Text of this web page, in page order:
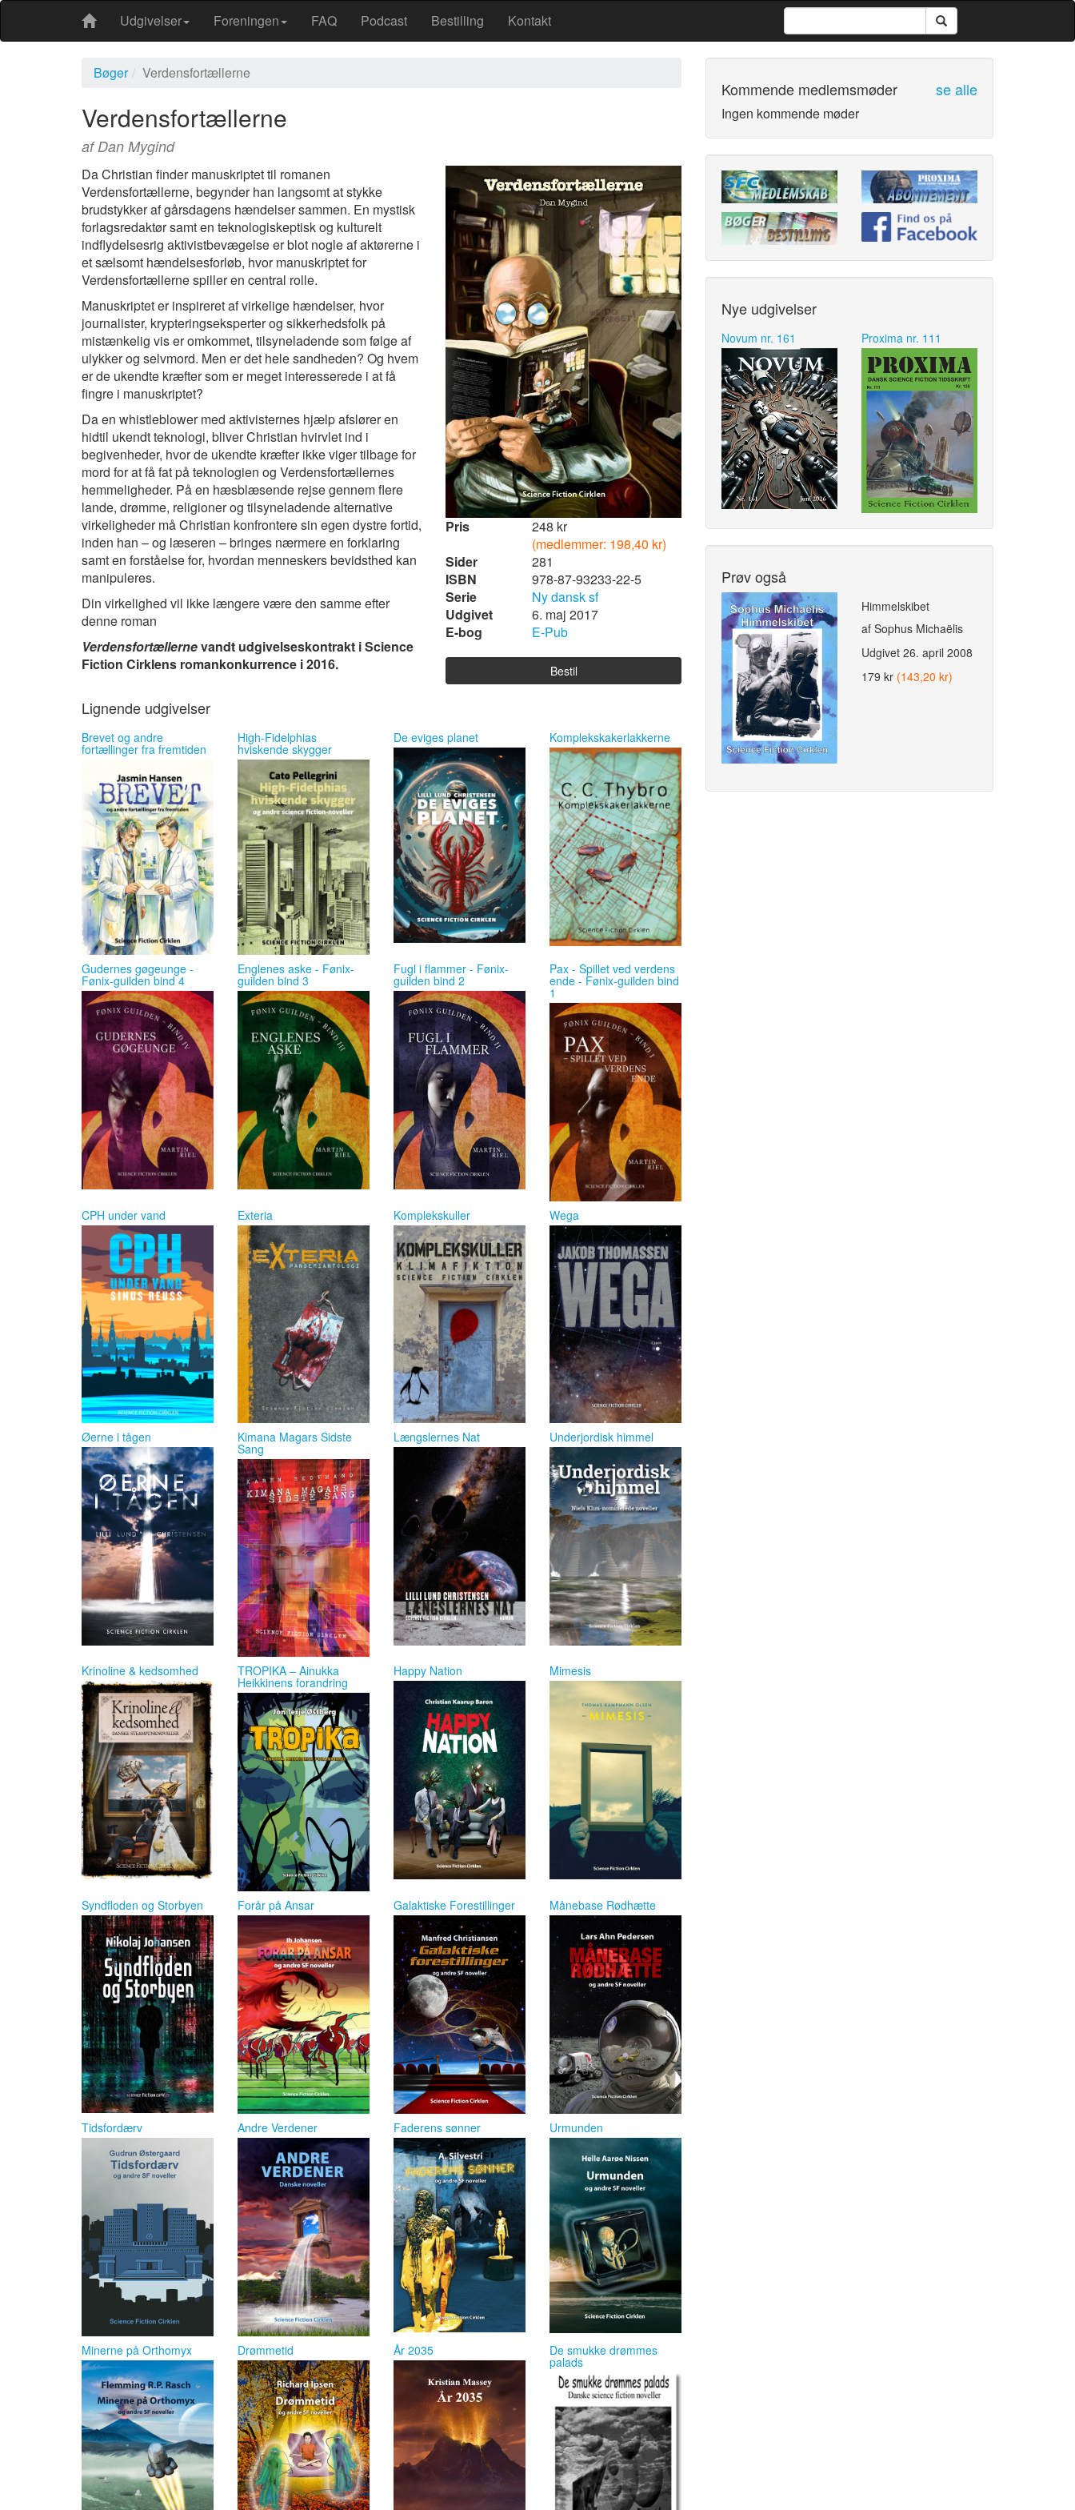
Udgivelser Foreningen FAQ Podcast Bestilling Kontakt
Bøger Verdensfortællerne
Verdensfortællerne
af Dan Mygind
Da Christian finder manuskriptet til romanen
Verdensfortællerne, begynder han langsomt at stykke
brudstykker af gårsdagens hændelser sammen. En mystisk
forlagsredaktør samt en teknologiskeptisk og kulturelt
indflydelsesrig aktivistbevægelse er blot nogle af aktørerne i
et sælsomt hændelsesforløb, hvor manuskriptet for
Verdensfortællerne spiller en central rolle.
Manuskriptet er inspireret af virkelige hændelser, hvor
journalister, krypteringseksperter og sikkerhedsfolk på
mistænkelig vis er omkommet, tilsyneladende som følge af
ulykker og selvmord. Men er det hele sandheden? Og hvem
er de ukendte kræfter som er meget interesserede i at få
fingre i manuskriptet?
Da en whistleblower med aktivisternes hjælp afslører en
hidtil ukendt teknologi, bliver Christian hvirvlet ind i
begivenheder, hvor de ukendte kræfter ikke viger tilbage for
mord for at få fat på teknologien og Verdensfortællernes
hemmeligheder. På en hæsblæsende rejse gennem flere
lande, drømme, religioner og tilsyneladende alternative
virkeligheder må Christian konfrontere sin egen dystre fortid,
inden han – og læseren – bringes nærmere en forklaring
samt en forståelse for, hvordan menneskers bevidsthed kan
manipuleres.
Din virkelighed vil ikke længere være den samme efter
denne roman
Verdensfortællernevandt udgivelseskontrakt i Science
Fiction Cirklens romankonkurrence i 2016.
Pris
248 kr
(medlemmer: 198,40 kr)
Sider
281
ISBN
978-87-93233-22-5
Serie
Ny dansk sf
Udgivet
6. maj 2017
E-bog
E-Pub
Bestil
Lignende udgivelser
Brevet og andre
fortællinger fra fremtiden
High-Fidelphias
hviskende skygger
De eviges planet Komplekskakerlakkerne
Gudernes gøgeunge -
Fønix-guilden bind 4
Englenes aske - Fønix-
guilden bind 3
Fugl i flammer - Fønix-
guilden bind 2
Pax - Spillet ved verdens
ende - Fønix-guilden bind
1
CPH under vand Exteria Komplekskuller Wega
Øerne i tågen Kimana Magars Sidste
Sang
Længslernes Nat Underjordisk himmel
Krinoline & kedsomhed TROPIKA – Ainukka
Heikkinens forandring
Happy Nation Mimesis
Syndfloden og Storbyen Forår på Ansar Galaktiske Forestillinger Månebase Rødhætte
Tidsfordærv Andre Verdener Faderens sønner Urmunden
Minerne på Orthomyx Drømmetid År 2035 De smukke drømmes
palads
Kommende medlemsmøder se alle
Ingen kommende møder
Nye udgivelser
Novum nr. 161 Proxima nr. 111
Prøv også
Himmelskibet
af Sophus Michaëlis
Udgivet 26. april 2008
179 kr (143,20 kr)